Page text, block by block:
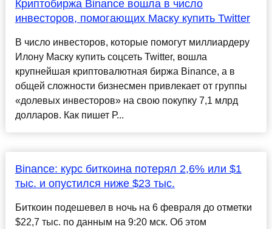
Криптобиржа Binance вошла в число
инвесторов, помогающих Маску купить Twitter
В число инвесторов, которые помогут миллиардеру
Илону Маску купить соцсеть Twitter, вошла
крупнейшая криптовалютная биржа Binance, а в
общей сложности бизнесмен привлекает от группы
«долевых инвесторов» на свою покупку 7,1 млрд
долларов. Как пишет Р...
Binance: курс биткоина потерял 2,6% или $1
тыс. и опустился ниже $23 тыс.
Биткоин подешевел в ночь на 6 февраля до отметки
$22,7 тыс. по данным на 9:20 мск. Об этом